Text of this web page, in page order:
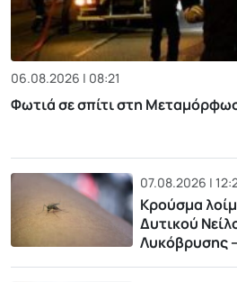
06.08.2026 | 08:21
Φωτιά σε σπίτι στη
07.08.2026 |
Κρούσμα
Δυτικού
Λυκόβρυσης